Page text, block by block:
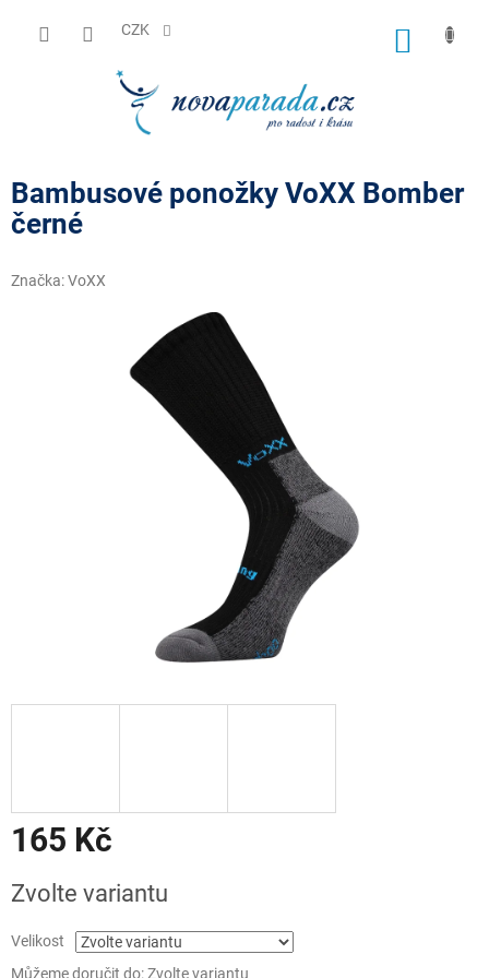
CZK
Bambusové ponožky VoXX Bomber
černé
Značka:VoXX
165 Kč
cena:
Zvolte variantu
Velikost
Můžeme doručit do:Zvolte variantu